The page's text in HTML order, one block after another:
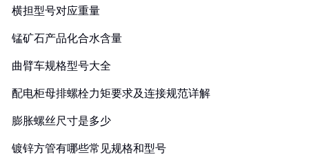
横担型号对应重量
锰矿石产品化合水含量
曲臂车规格型号大全
配电柜母排螺栓力矩要求及连接规范详解
膨胀螺丝尺寸是多少
镀锌方管有哪些常见规格和型号